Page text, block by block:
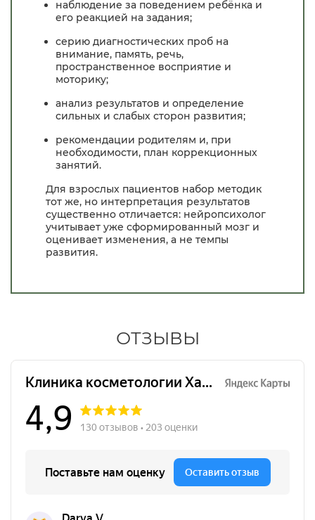
наблюдение за поведением ребёнка и
его реакцией на задания;
серию диагностических проб на
внимание, память, речь,
пространственное восприятие и
моторику;
анализ результатов и определение
сильных и слабых сторон развития;
рекомендации родителям и, при
необходимости, план коррекционных
занятий.
Для взрослых пациентов набор методик
тот же, но интерпретация результатов
существенно отличается: нейропсихолог
учитывает уже сформированный мозг и
оценивает изменения, а не темпы
развития.
ОТЗЫВЫ